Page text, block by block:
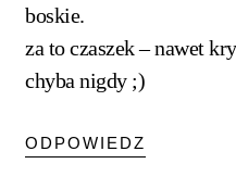
boskie.
za to czaszek – nawet
chyba nigdy ;)
ODPOWIEDZ